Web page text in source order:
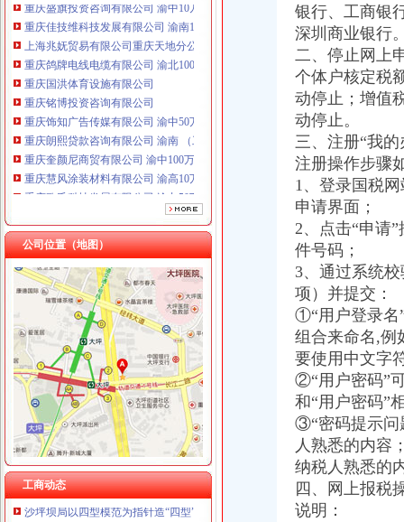
重庆佳技维科技发展有限公司 渝南100万 （进出口权）
上海兆妩贸易有限公司重庆天地分公司 渝中 （工商注册）
重庆鸽牌电线电缆有限公司 渝北10010万 (进出口权)
重庆国洪体育设施有限公司
重庆铭博投资咨询有限公司
重庆饰知广告传媒有限公司 渝中50万 （工商注册）
重庆朗熙贷款咨询有限公司 渝南 （工商注册）
重庆奎颜尼商贸有限公司 渝中100万 （工商注册）
重庆慧风涂装材料有限公司 渝高10万 （工商注册）
重庆欧氏科技发展有限公司 渝九50万 （进出口权）
重庆盛旗投资咨询有限公司 渝中10万 （工商注册）
重庆佳技维科技发展有限公司 渝南100万 （进出口权）
上海兆妩贸易有限公司重庆天地分公司 渝中 （工商注册）
公司位置（地图）
工商动态
工商动态
沙坪坝局抓住“五个关键”0元注册公司流程推动重点工作全面开展
江津局“两手抓”一元注册公司流程积构建食品安全监管长效机制
云局1元注册公司五措并举促农村经纪人健康发展
永川局0元注册公司流程化合同帮扶制度支持涉农企业发展
渝中“12315”一元注册公司巡查车再添便民服务新功能
沙坪坝局免费注册公司部分工商所上门验照贴花 促进监管服务两统一
永川局0元注册公司实施四项工程提升工商服务质量有实效
沙坪坝局以四型模范为指针造“四型”0元注册公司领导班子
双桥局重庆0元注册公司采取有效措施认真贯彻十七届三中全会精
银行、工商银
深圳商业银行
二、停止网上
个体户核定税
动停止；增值
动停止。
三、注册“我的
注册操作步骤
1、登录国税
申请界面；
2、点击“申请
件号码；
3、通过系统
项）并提交：
①“用户登录名
组合来命名,例
要使用中文字
②“用户密码”
和“用户密码”
③“密码提示问
人熟悉的内容
纳税人熟悉的
四、网上报税
说明：